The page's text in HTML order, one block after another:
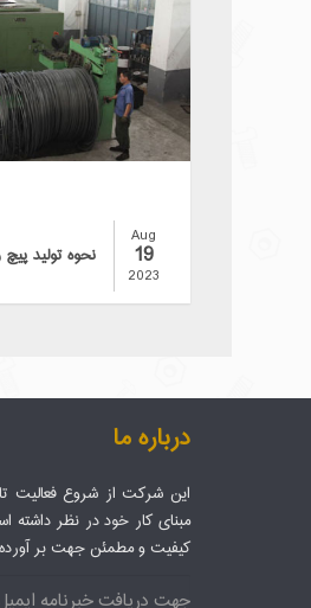
Aug
19
2023
نحوه تولید
درباره ما
این شرکت از شروع فعالیت
مبنای کار خود در نظر داشته
کیفیت و مطمئن جهت بر